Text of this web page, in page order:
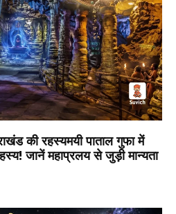
की रहस्यमयी पाताल गुफा में
जानें महाप्रलय से जुड़ी मान्यता